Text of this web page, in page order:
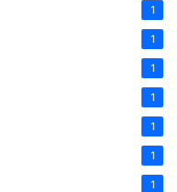
1
1
1
1
1
1
1